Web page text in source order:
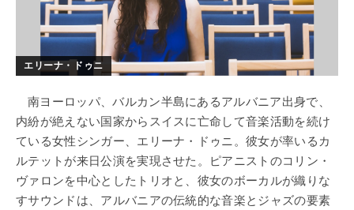
エリーナ・ドゥニ
南ヨーロッパ、バルカン半島にあるアルバニア出身で、
内紛が絶えない国家からスイスに亡命して音楽活動を続け
ている女性シンガー、エリーナ・ドゥニ。彼女が率いるカ
ルテットが来日公演を実現させた。ピアニストのコリン・
ヴァロンを中心としたトリオと、彼女のボーカルが織りな
すサウンドは、アルバニアの伝統的な音楽とジャズの要素